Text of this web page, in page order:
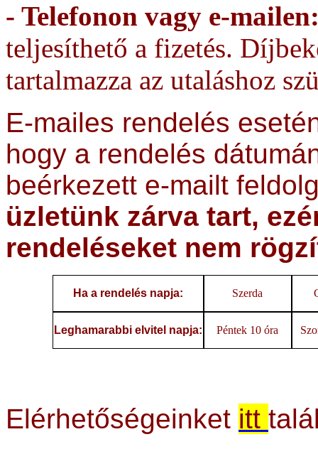
- Telefonon vagy e-
teljesíthető a fizetés.
tartalmazza az utaláshoz
E-mailes rendelés
hogy a rendelés
beérkezett e-mailt
üzletünk zárva tart,
rendeléseket nem
Ha a rendelés napja: Szerda
Leghamarabbi elvitel napja: Péntek 10 óra
Elérhetőségeinket itt